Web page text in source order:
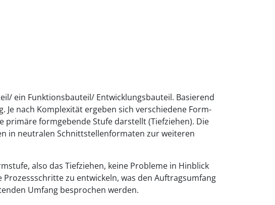
ein Funktionsbauteil/ Entwicklungsbauteil. Basierend
nach Komplexität ergeben sich verschiedene Form-
primäre formgebende Stufe darstellt (Tiefziehen). Die
in neutralen Schnittstellenformaten zur weiteren
also das Tiefziehen, keine Probleme in Hinblick
zu entwickeln, was den Auftragsumfang
Umfang besprochen werden.